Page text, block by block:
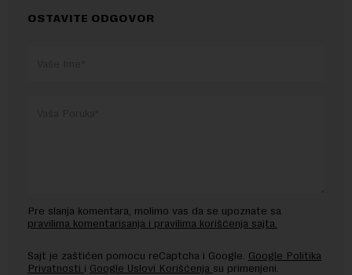
OSTAVITE ODGOVOR
Pre slanja komentara, molimo vas da se upoznate sa
pravilima komentarisanja i pravilima korišćenja sajta.
Sajt je zaštićen pomocu reCaptcha i Google. Google Politika
Privatnosti i Google Uslovi Korišćenja su primenjeni.